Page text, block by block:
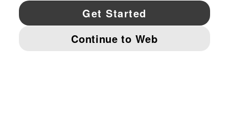
YouTube Twitter Pinterest
IMPRINT AND LEGAL DATA